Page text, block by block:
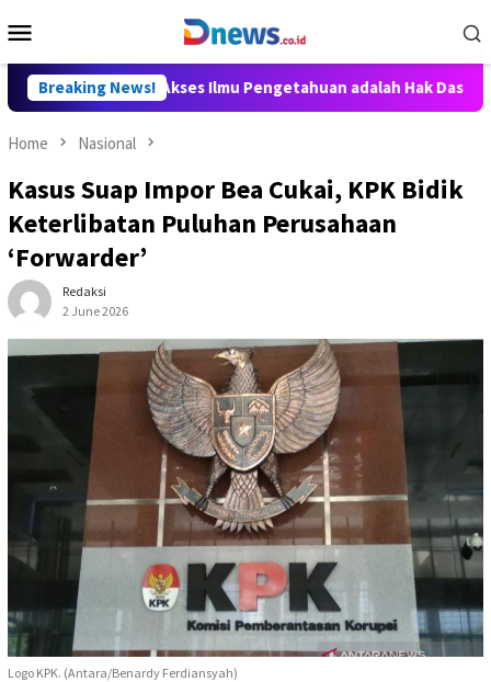
to
Menu
Breaking News!
Aditya: Akses Ilmu Pengetahuan adalah Hak Dasar Warga
Home Nasional
Kasus Suap Impor Bea Cukai, KPK Bidik
Keterlibatan Puluhan Perusahaan
‘Forwarder’
Redaksi
2 June 2026
Logo KPK. (Antara/Benardy Ferdiansyah)